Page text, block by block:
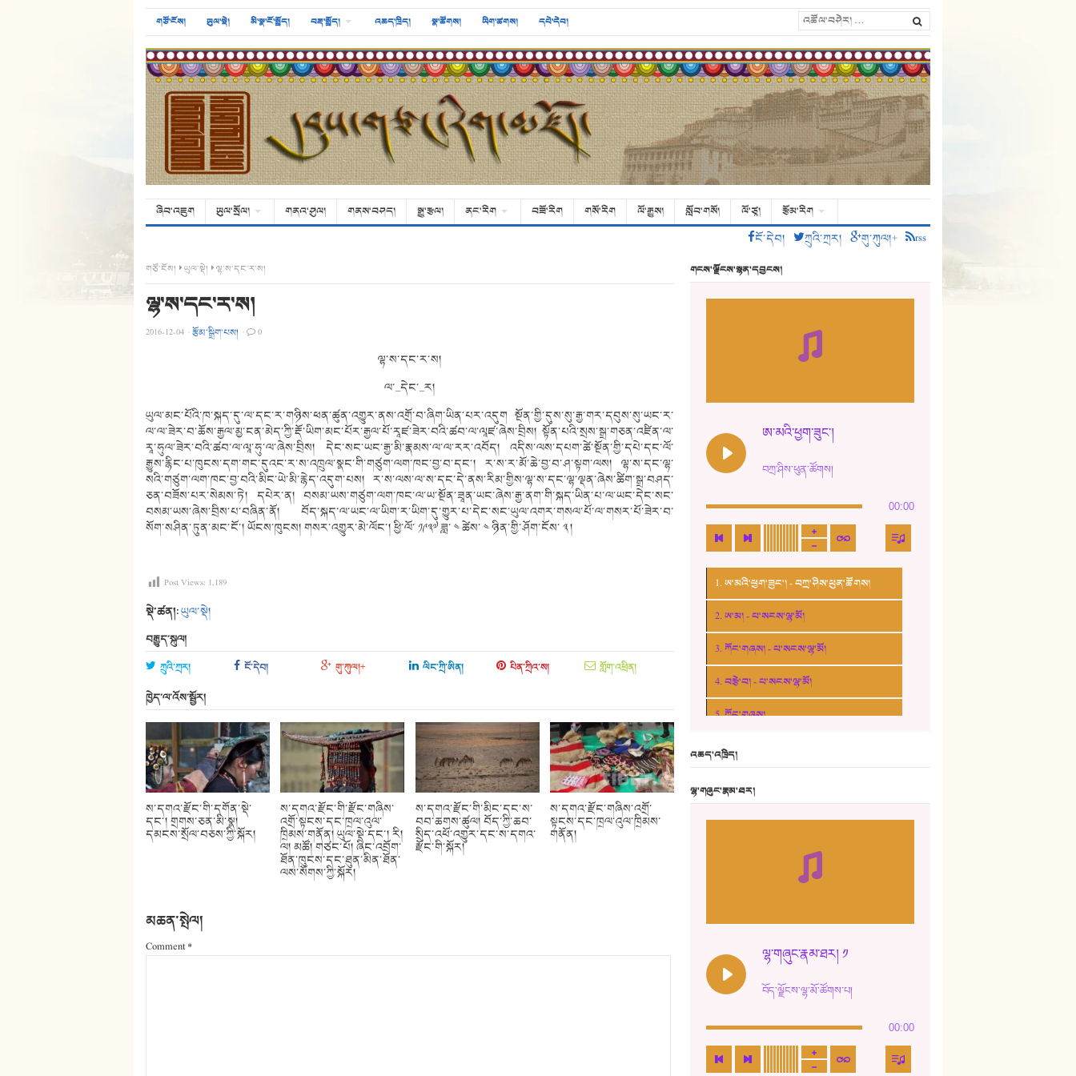
གཙོ་ངོས། ཡུལ་སྡེ། མི་སྣ་ངོ་སྤྲོད། བརྡ་སྤྲོད། འཆད་ཁྲིད། སྣ་ཚོགས། ཡིག་ཚགས། དཔེ་དེབ།
ཞིབ་འཇུག ཡུལ་སྲོལ། གནའ་ཤུལ། གནས་བཤད། སྒྱུ་རྩལ། ནང་རིག བཟོ་རིག གསོ་རིག ལོ་རྒྱུས། སློབ་གསོ། ལོ་ཙཱ།
རྩོམ་རིག
ངོ་དེབ།
ཀྲུའི་ཀྲར། གུ་ཀུལ།+ rss
གཙོ་ངོས། ཡུལ་སྡེ། ལྷ་ས་དང་ར་ས།
ལྷ་ས་དང་ར་ས།
2016-12-04 ·རྩོམ་སྒྲིག་པས། · 0
ལྷ་ས་དང་ར་ས།
ལ་_དེང་_ར།
ཡུལ་མང་པོའི་ཁ་སྐད་དུ་ལ་དང་ར་གཉིས་ཕན་ཚུན་འགྱུར་ནས་འགྲོ་བ་ཞིག་ཡིན་པར་འདུག སྔོན་གྱི་དུས་སུ་རྒྱ་གར་དབུས་སུ་ཡང་ར་
ལ་ལ་ཟེར་བ་ཆོས་རྒྱལ་མྱ་ངན་མེད་ཀྱི་རྡོ་ཡིག་མང་པོར་རྒྱལ་པོ་རཱཛ་ཟེར་བའི་ཚབ་ལ་ལཱཛ་ཞེས་བྲིས། སྟོན་པའི་སྲས་སྒྲ་གཅན་འཛིན་ལ་
རཱ་ཧུལ་ཟེར་བའི་ཚབ་ལ་ལཱ་ཧུ་ལ་ཞེས་བྲིས། དེང་སང་ཡང་རྒྱ་མི་རྣམས་ལ་ལ་རར་འབོད། འདིས་ལས་དཔག་ཚེ་སྔོན་གྱི་དཔེ་དང་ལོ་
རྒྱུས་རྙིང་པ་ཁུངས་དག་གང་དུའང་ར་ས་འཁྲུལ་སྣང་གི་གཙུག་ལག་ཁང་བྱ་བ་དང་། ར་ས་ར་མོ་ཆེ་བྱ་བ་ཤ་སྟག་ལས། ལྷ་ས་དང་ལྷ་
སའི་གཙུག་ལག་ཁང་བྱ་བའི་མིང་ཡེ་མི་རྙེད་འདུག་པས། ར་ས་ལས་ལ་ས་དང་དེ་ནས་རིམ་གྱིས་ལྷ་ས་དང་ལྷ་ལྡན་ཞེས་ཚིག་སྒྲ་བཤད་
ཅན་བཟོས་པར་སེམས་ཏེ། དཔེར་ན། བསམ་ཡས་གཙུག་ལག་ཁང་ལ་ཡ་སྔོན་ཟཱན་ཡང་ཞེས་རྒྱ་ནག་གི་སྐད་ཡིན་པ་ལ་ཡང་དེང་སང་
བསམ་ཡས་ཞེས་བྲིས་པ་བཞིན་ནོ། བོད་སྐད་ལ་ཡང་ལ་ཡིག་ར་ཡིག་དུ་གྱུར་པ་དེང་སང་ཡུལ་འགར་གསལ་པོ་ལ་གསར་པོ་ཟེར་བ་
སོག་སཤིན་ཏུན་མང་ངོ་། ཡོངས་ཁུངས། གསར་འགྱུར་མེ་ལོང་། ཕྱི་ལོ་ ༡༩༣༧ ཟླ་ ༤ ཚེས་ ༤ ཉིན་གྱི་ཤོག་ངོས་ ༣ །
Post Views: 1,189
སྡེ་ཚན།:ཡུལ་སྡེ།
བརྒྱུད་སྐུལ།
ཀྲུའི་ཀྲར། ངོ་དེབ། གུ་ཀུལ།+ ལིང་ཀྲི་ཨིན། པིན་ཀྲིའ་ས། གློག་འཕྲིན།
ཁྱེད་ལ་འོས་སྦྱོར།
ས་དགའ་རྫོང་གི་དགོན་སྡེ་
དང་། གྲགས་ཅན་མི་སྣ།
དམངས་སྲོལ་བཅས་ཀྱི་སྐོར།
ས་དགའ་རྫོང་གི་རྫོང་གཞིས་
འགྲོ་སྟངས་དང་ཁྲལ་འུལ་
ཁྲིམས་གནོན། ཡུལ་སྡེ་དང་། རི།
ལ། མཚོ། གཙང་པོ། ཞིང་འབྲོག་
ཐོན་ཁུངས་དང་ཐུན་མིན་ཐོན་
ལས་སོགས་ཀྱི་སྐོར།
ས་དགའ་རྫོང་གི་མིང་དང་ས་
བབ་ཆགས་ཚུལ། བོད་ཀྱི་ཆབ་
སྲིད་འཕོ་འགྱུར་དང་ས་དགའ་
རྫོང་གི་སྐོར།
ས་དགའ་རྫོང་གཞིས་འགྲོ་
སྟངས་དང་ཁྲལ་འུལ་ཁྲིམས་
གནོན།
མཆན་སྤེལ།
Comment*
གངས་ལྗོངས་སྙན་དབྱངས།
ཨ་མའི་ཕྱག་ཟུང་།
བཀྲ་ཤིས་ཕུན་ཚོགས།
00:00
1. ཨ་མའི་ཕྱག་ཟུང་། - བཀྲ་ཤིས་ཕུན་ཚོགས།
2. ཨ་མ། - པ་སངས་ལྷ་མོ།
3. ཀོང་གཞས། - པ་སངས་ལྷ་མོ།
4. བརྩེ་བ། - པ་སངས་ལྷ་མོ།
5. ཀོང་གཞས།
6. ཆོལ་གསུམ་བྲོ་གཞས། - སྒྲོན་གསལ།
13. ཆུང་འདྲིས། - ཟླ་སྒྲོན།
15. ཤམ་པ་ལ་ཡི་སྲས་མོ།
འཆད་འཁྲིད།
ལྷ་གཞུང་རྣམ་ཐར།
ལྷ་གཞུང་རྣམ་ཐར། ༡
བོད་ལྗོངས་ལྷ་མོ་ཚོགས་པ།
00:00